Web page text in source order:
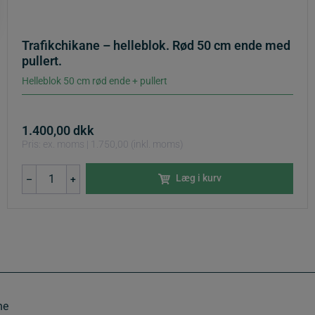
Trafikchikane – helleblok. Rød 50 cm ende med
pullert.
Helleblok 50 cm rød ende + pullert
1.400,00dkk
Pris: ex. moms | 1.750,00 (inkl. moms)
–
helleblok.
+ Læg i kurv